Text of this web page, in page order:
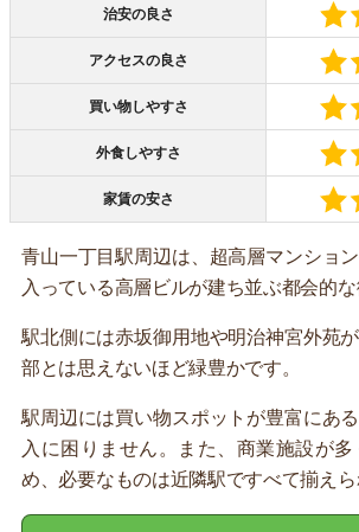
治安の良さ
アクセスの良さ
買い物しやすさ
外食しやすさ
家賃の安さ
青山一丁目駅周辺は、超高層マンショ
入っている高層ビルが建ち並ぶ都会的な
駅北側には赤坂御用地や明治神宮外苑
部とは思えないほど緑豊かです。
駅周辺には買い物スポットが豊富にあ
入に困りません。また、商業施設が
め、必要なものは近隣駅ですべて揃えら